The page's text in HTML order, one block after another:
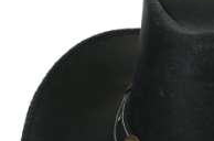
hvězdiček.